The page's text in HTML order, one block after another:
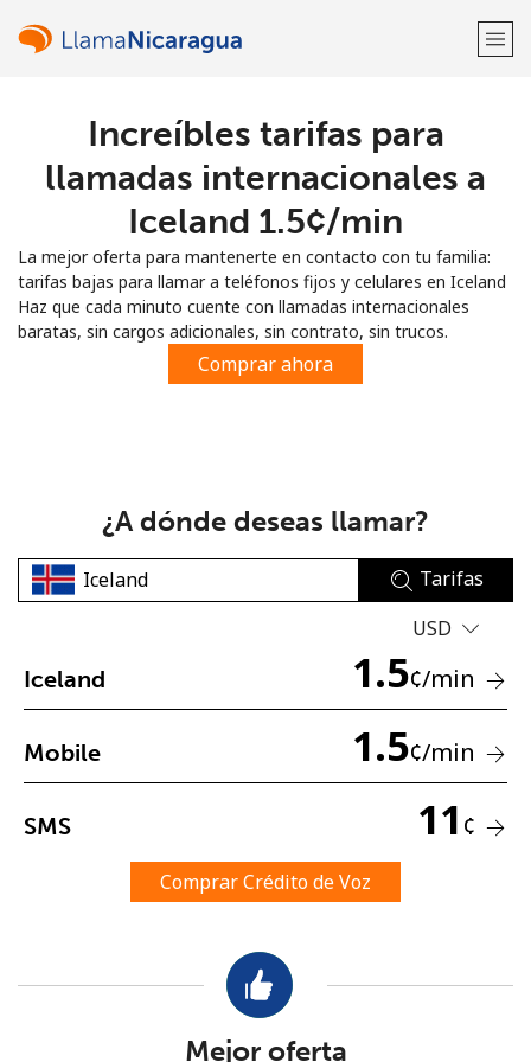
¡Bienvenido!
Regístrate con
Mínimo 8 caracteres
Una letra mayúscula y una minúscula
Un caracter especial
Mantente en contacto para recibir nuestras mejores
Increíbles tarifas para
llamadas internacionales a
Iceland ⁦1.5¢⁩/min
La mejor oferta para mantenerte en contacto con tu familia:
tarifas bajas para llamar a teléfonos fijos y celulares en Iceland
Haz que cada minuto cuente con llamadas internacionales
baratas, sin cargos adicionales, sin contrato, sin trucos.
Comprar ahora
¿A dónde deseas llamar?
Tarifas
USD
Iceland 1.5¢/min
Mobile 1.5¢/min
SMS 11 ¢
Comprar Crédito de Voz
Mejor oferta